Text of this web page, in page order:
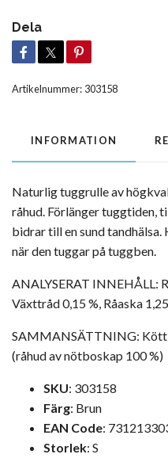
Dela
Artikelnummer: 303158
INFORMATION
Naturlig tuggrulle av
råhud. Förlänger tuggtiden,
bidrar till en sund
när den tuggar på tuggben.
ANALYSERAT INNEHÅLL:
Växttråd 0,15 %, Råaska
SAMMANSÄTTNING:
(råhud av nötboskap 100 %)
SKU: 303158
Färg: Brun
EAN Code:
Storlek: S